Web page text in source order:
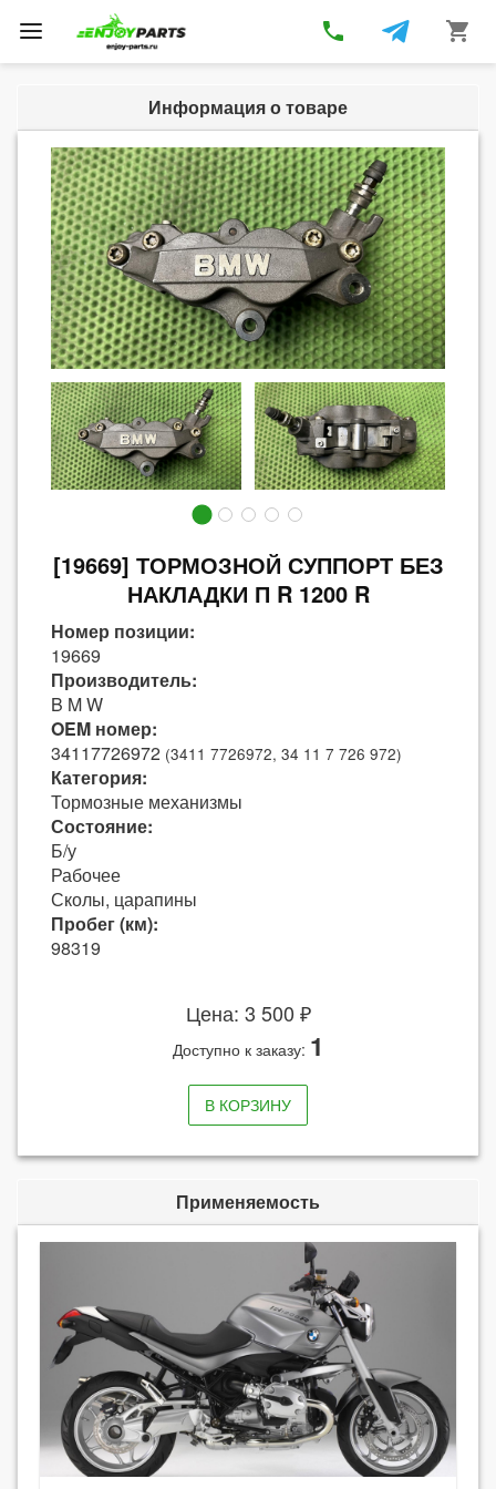
Toggle
navigation
phone shopping_cart
Информация о товаре
[19669] ТОРМОЗНОЙ СУППОРТ БЕЗ
НАКЛАДКИ П R 1200 R
Номер позиции:
19669
Производитель:
B M W
OEM номер:
34117726972 (3411 7726972, 34 11 7 726 972)
Категория:
Тормозные механизмы
Состояние:
Б/у
Рабочее
Сколы, царапины
Пробег (км):
98319
Цена: 3 500 ₽
Доступно к заказу: 1
В КОРЗИНУ
Применяемость